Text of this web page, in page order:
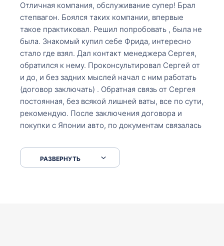
Отличная компания, обслуживание супер! Брал
степвагон. Боялся таких компании, впервые
такое практиковал. Решил попробовать , была не
была. Знакомый купил себе Фрида, интересно
стало где взял. Дал контакт менеджера Сергея,
обратился к нему. Проконсультировал Сергей от
и до, и без задних мыслей начал с ним работать
(договор заключать) . Обратная связь от Сергея
постоянная, без всякой лишней ваты, все по сути,
рекомендую. После заключения договора и
покупки с Японии авто, по документам связалась
что заполнить, куда зайти, образцы и т.д. После
приехал за авто. Меня тепло встретили Сергей с
РАЗВЕРНУТЬ